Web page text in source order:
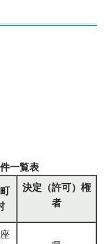
一覧表
決定（許可）権
者